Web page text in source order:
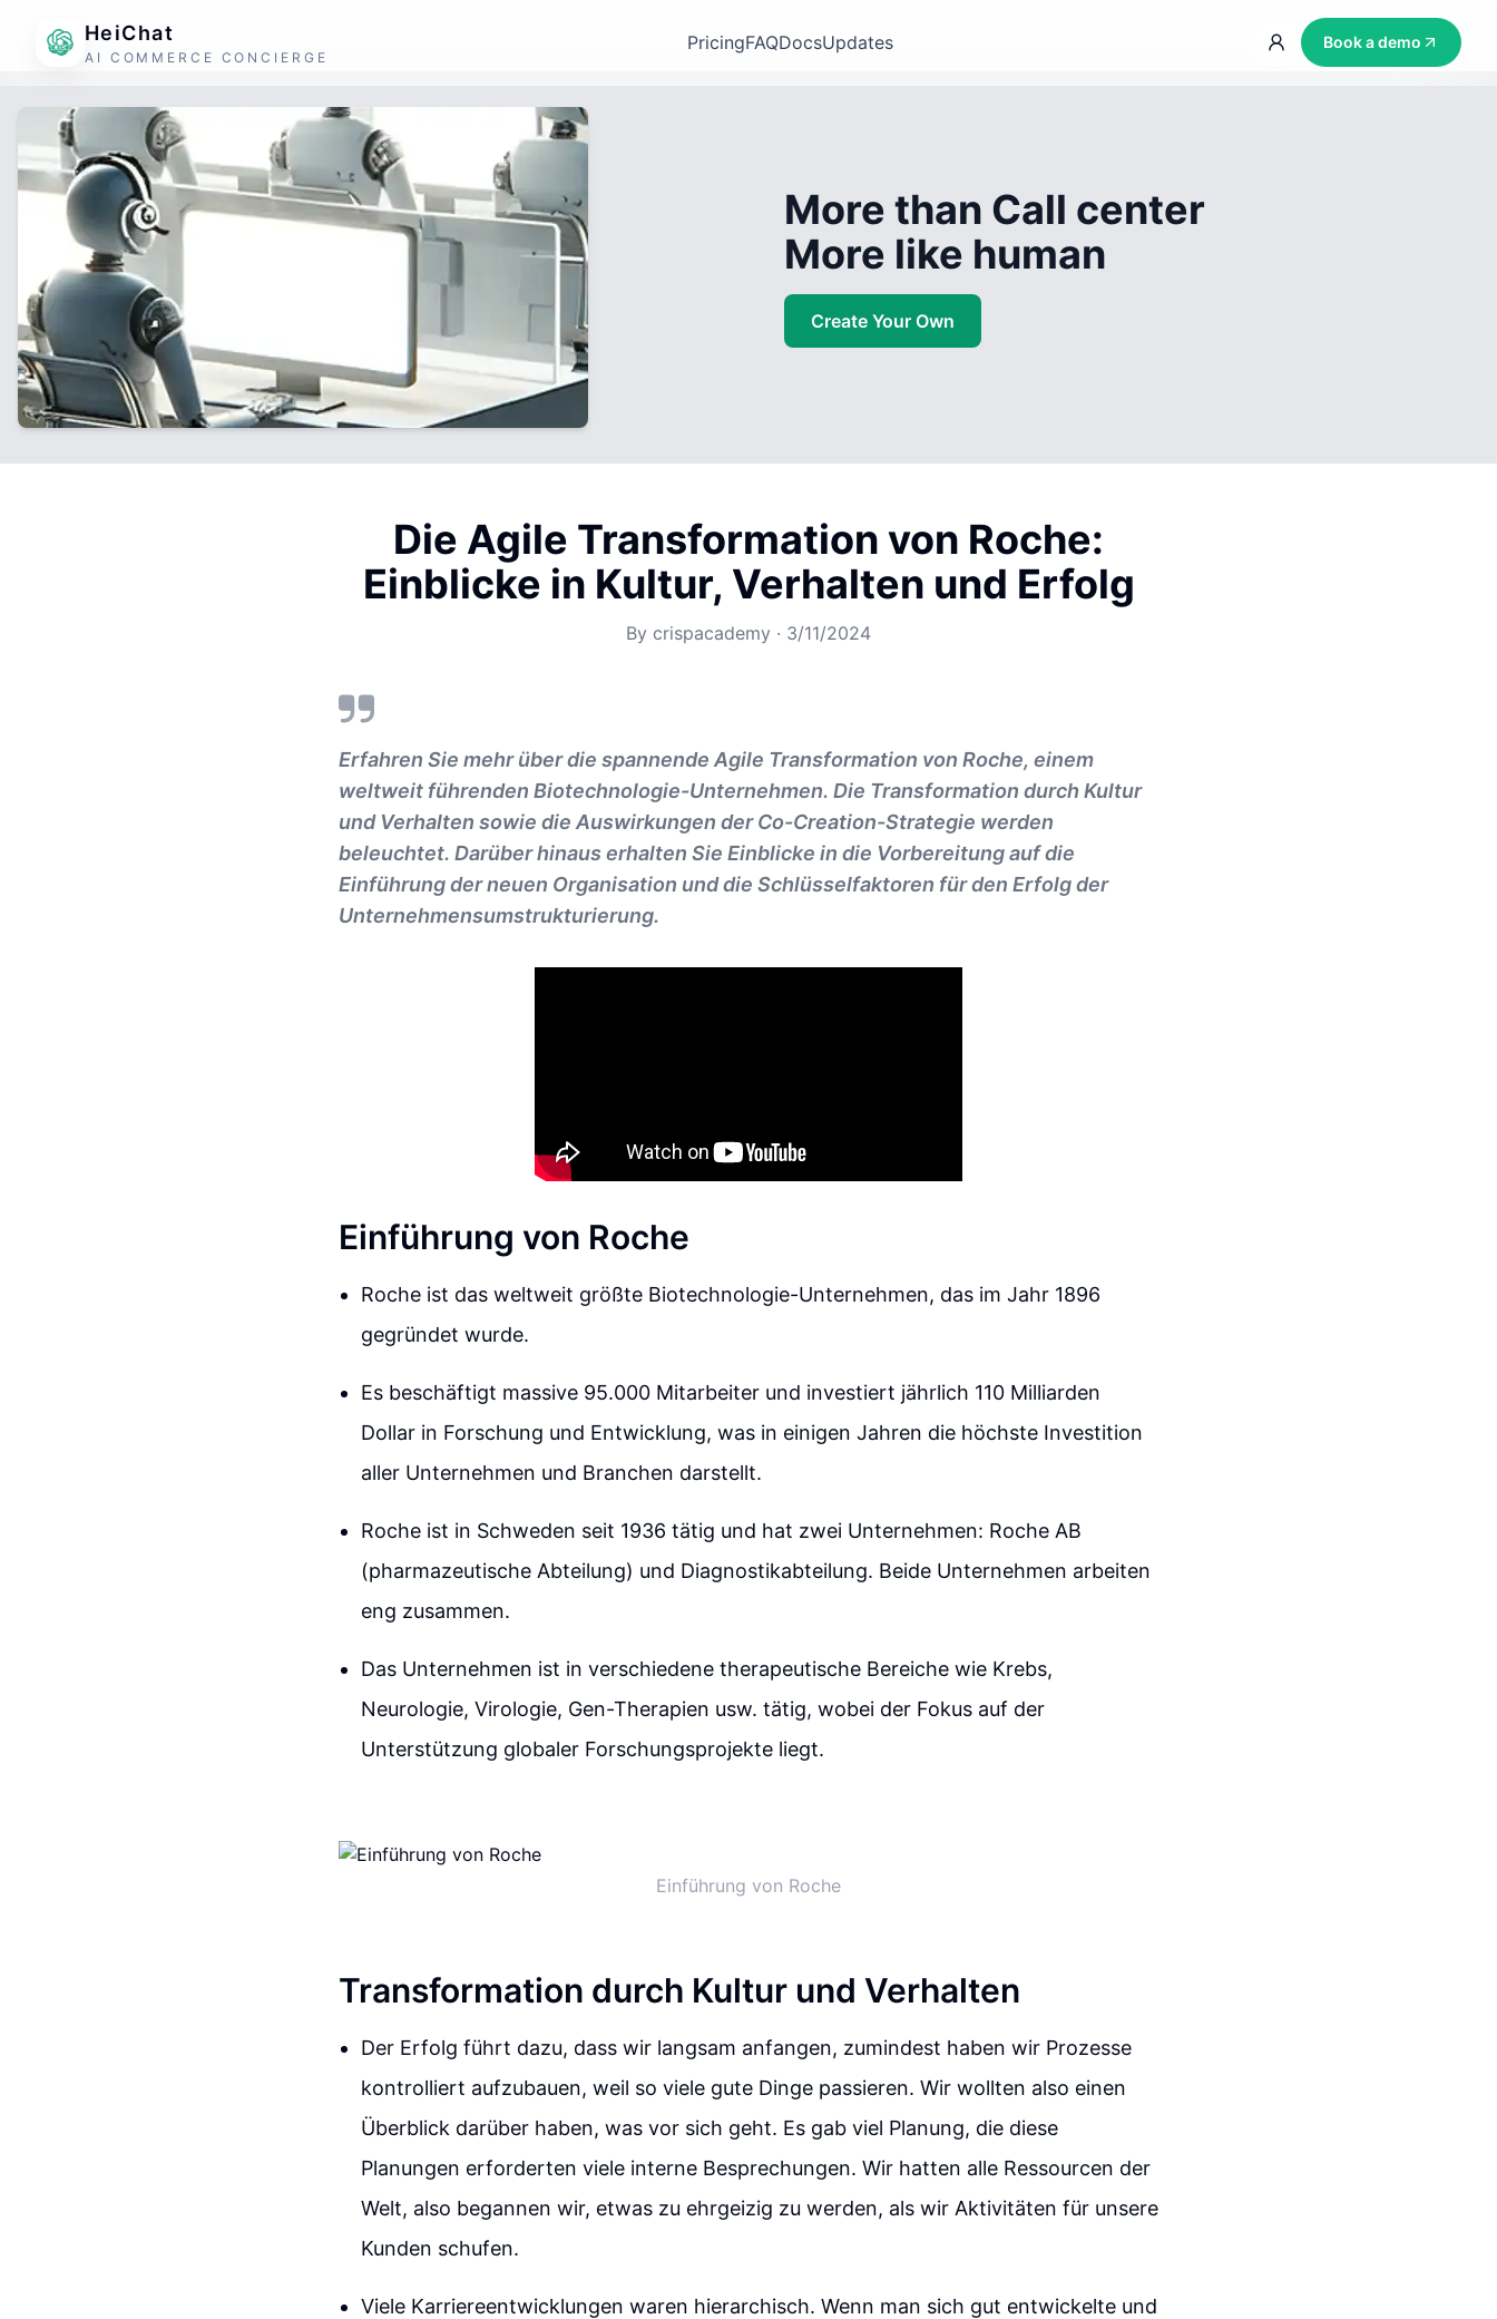
HeiChat
AI COMMERCE CONCIERGE
PricingFAQDocsUpdates Book a demo
More than Call center
More like human
Create Your Own
Die Agile Transformation von Roche:
Einblicke in Kultur, Verhalten und Erfolg
By crispacademy · 3/11/2024
Erfahren Sie mehr über die spannende Agile Transformation von Roche, einem
weltweit führenden Biotechnologie-Unternehmen. Die Transformation durch Kultur
und Verhalten sowie die Auswirkungen der Co-Creation-Strategie werden
beleuchtet. Darüber hinaus erhalten Sie Einblicke in die Vorbereitung auf die
Einführung der neuen Organisation und die Schlüsselfaktoren für den Erfolg der
Unternehmensumstrukturierung.
Einführung von Roche
Roche ist das weltweit größte Biotechnologie-Unternehmen, das im Jahr 1896
gegründet wurde.
Es beschäftigt massive 95.000 Mitarbeiter und investiert jährlich 110 Milliarden
Dollar in Forschung und Entwicklung, was in einigen Jahren die höchste Investition
aller Unternehmen und Branchen darstellt.
Roche ist in Schweden seit 1936 tätig und hat zwei Unternehmen: Roche AB
(pharmazeutische Abteilung) und Diagnostikabteilung. Beide Unternehmen arbeiten
eng zusammen.
Das Unternehmen ist in verschiedene therapeutische Bereiche wie Krebs,
Neurologie, Virologie, Gen-Therapien usw. tätig, wobei der Fokus auf der
Unterstützung globaler Forschungsprojekte liegt.
Einführung von Roche
Transformation durch Kultur und Verhalten
Der Erfolg führt dazu, dass wir langsam anfangen, zumindest haben wir Prozesse
kontrolliert aufzubauen, weil so viele gute Dinge passieren. Wir wollten also einen
Überblick darüber haben, was vor sich geht. Es gab viel Planung, die diese
Planungen erforderten viele interne Besprechungen. Wir hatten alle Ressourcen der
Welt, also begannen wir, etwas zu ehrgeizig zu werden, als wir Aktivitäten für unsere
Kunden schufen.
Viele Karriereentwicklungen waren hierarchisch. Wenn man sich gut entwickelte und